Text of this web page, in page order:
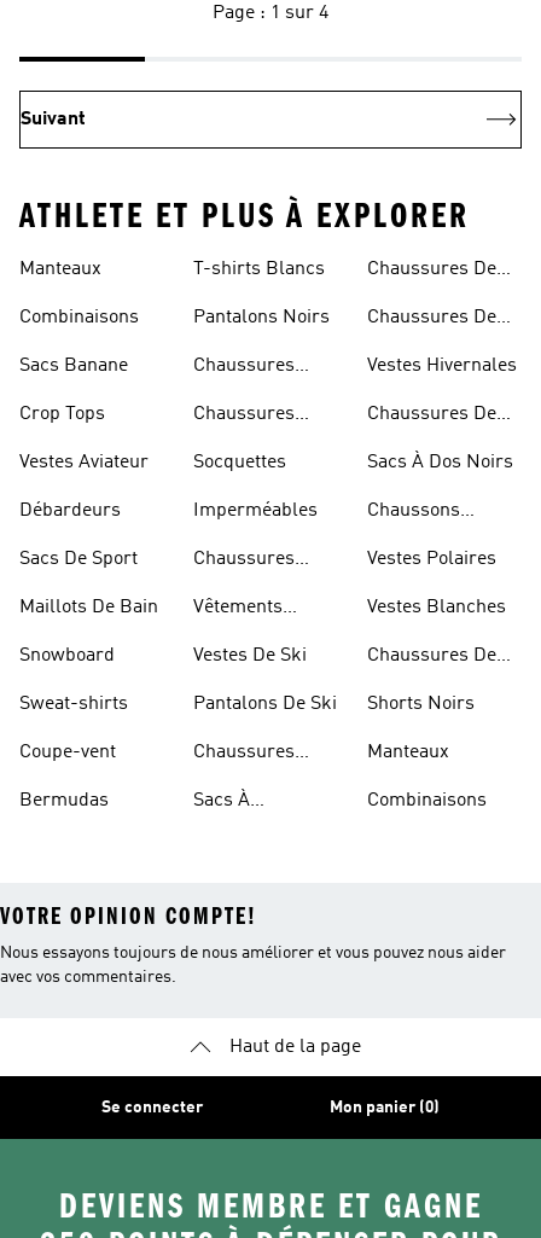
Page : 1 sur 4
Suivant
ATHLETE ET PLUS À EXPLORER
Manteaux
Combinaisons
Sacs Banane
Crop Tops
Vestes Aviateur
Débardeurs
Sacs De Sport
Maillots De Bain
Snowboard
Sweat-shirts
Coupe-vent
Bermudas
T-shirts Blancs
Pantalons Noirs
Chaussures
Chaussures
Socquettes
Imperméables
Chaussures
Vêtements
Vestes De Ski
Pantalons De Ski
Chaussures
Sacs À
Chaussures De
Chaussures De
Vestes Hivernales
Chaussures De
Sacs À Dos Noirs
Chaussons
Vestes Polaires
Vestes Blanches
Chaussures De
Shorts Noirs
Manteaux
Combinaisons
VOTRE OPINION COMPTE!
Nous essayons toujours de nous améliorer et vous pouvez nous aider
avec vos commentaires.
Haut de la page
Se connecter Mon panier (0)
DEVIENS MEMBRE ET GAGNE